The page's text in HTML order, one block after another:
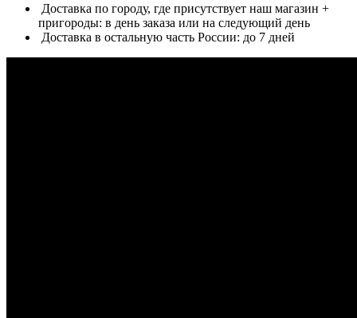
Доставка по городу, где присутствует наш магазин +
пригороды: в день заказа или на следующий день
Доставка в остальную часть России: до 7 дней